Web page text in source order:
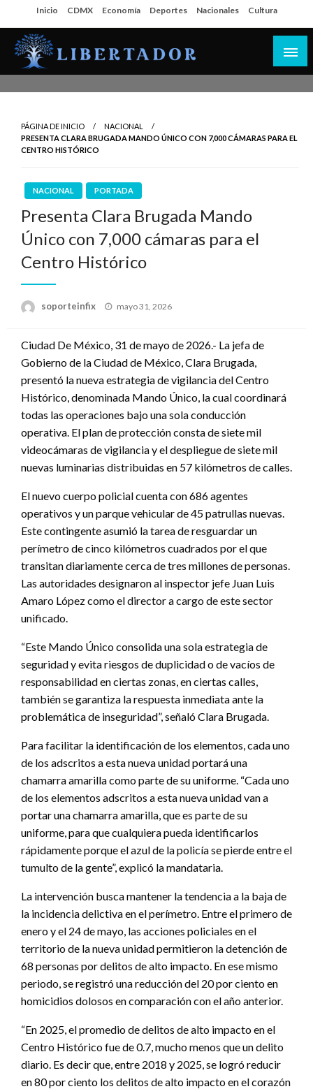
al
contenido
Inicio CDMX Economía Deportes Nacionales Cultura
PÁGINA DE INICIO
NACIONAL
PRESENTA CLARA BRUGADA MANDO ÚNICO CON 7,000 CÁMARAS PARA EL
CENTRO HISTÓRICO
NACIONAL PORTADA
Presenta Clara Brugada Mando
Único con 7,000 cámaras para el
Centro Histórico
soporteinfix
Publicado
mayo 31, 2026
Ciudad De México, 31 de mayo de 2026.- La jefa de
Gobierno de la Ciudad de México, Clara Brugada,
presentó la nueva estrategia de vigilancia del Centro
Histórico, denominada Mando Único, la cual coordinará
todas las operaciones bajo una sola conducción
operativa. El plan de protección consta de siete mil
videocámaras de vigilancia y el despliegue de siete mil
nuevas luminarias distribuidas en 57 kilómetros de calles.
El nuevo cuerpo policial cuenta con 686 agentes
operativos y un parque vehicular de 45 patrullas nuevas.
Este contingente asumió la tarea de resguardar un
perímetro de cinco kilómetros cuadrados por el que
transitan diariamente cerca de tres millones de personas.
Las autoridades designaron al inspector jefe Juan Luis
Amaro López como el director a cargo de este sector
unificado.
“Este Mando Único consolida una sola estrategia de
seguridad y evita riesgos de duplicidad o de vacíos de
responsabilidad en ciertas zonas, en ciertas calles,
también se garantiza la respuesta inmediata ante la
problemática de inseguridad”, señaló Clara Brugada.
Para facilitar la identificación de los elementos, cada uno
de los adscritos a esta nueva unidad portará una
chamarra amarilla como parte de su uniforme. “Cada uno
de los elementos adscritos a esta nueva unidad van a
portar una chamarra amarilla, que es parte de su
uniforme, para que cualquiera pueda identificarlos
rápidamente porque el azul de la policía se pierde entre el
tumulto de la gente”, explicó la mandataria.
La intervención busca mantener la tendencia a la baja de
la incidencia delictiva en el perímetro. Entre el primero de
enero y el 24 de mayo, las acciones policiales en el
territorio de la nueva unidad permitieron la detención de
68 personas por delitos de alto impacto. En ese mismo
periodo, se registró una reducción del 20 por ciento en
homicidios dolosos en comparación con el año anterior.
“En 2025, el promedio de delitos de alto impacto en el
Centro Histórico fue de 0.7, mucho menos que un delito
diario. Es decir que, entre 2018 y 2025, se logró reducir
en 80 por ciento los delitos de alto impacto en el corazón